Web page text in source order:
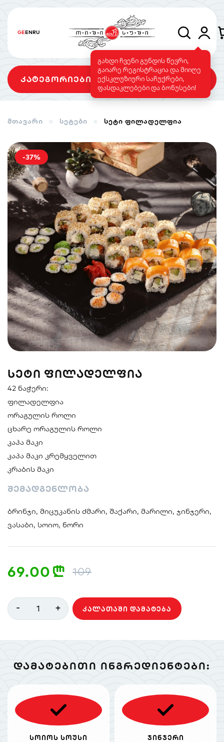
GEENRU
გახდი ჩვენი გუნდის წევრი,
გაიარე რეგისტრაცია და მიიღე
ექსკლუზიური საჩუქრები,
ფასდაკლებები და ბონუსები!
კატეგორიები
როლები
სუშის ტორტი საფირმო
ვეგეტარიანული
მენიუ
სენდვიჩი ნიგირები მაკები
პოკე & ბურიტო
სუპები და
სალათები
სასმელები
მთავარი სეტები სეტი ფილადელფია
-37%
ᲡᲔᲢᲘ ᲤᲘᲚᲐᲓᲔᲚᲤᲘᲐ
42 ნაჭერი:
ფილადელფია
ორაგულის როლი
ცხარე ორაგულის როლი
კაპა მაკი
კაპა მაკი კრემყველით
კრაბის მაკი
შემადგენლობა
ბრინჯი, მიცუკანის ძმარი, შაქარი, მარილი, ჯინჯერი,
ვასაბი, სოიო, ნორი
69.00 n 109
- 1 + ᲙᲐᲚᲐᲗᲐᲨᲘ ᲓᲐᲛᲐᲢᲔᲑᲐ
ᲓᲐᲛᲐᲢᲔᲑᲘᲗᲘ ᲘᲜᲒᲠᲔᲓᲘᲔᲜᲢᲔᲑᲘ:
სოიოს სოუსი ჯინჯერი